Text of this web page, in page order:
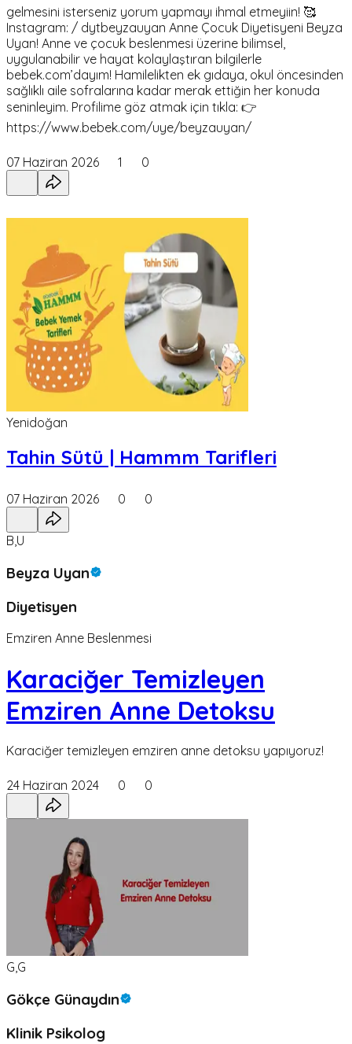
gelmesini isterseniz yorum yapmayı ihmal etmeyiin! 🥰
Instagram: / dytbeyzauyan Anne Çocuk Diyetisyeni Beyza
Uyan! Anne ve çocuk beslenmesi üzerine bilimsel,
uygulanabilir ve hayat kolaylaştıran bilgilerle
bebek.com’dayım! Hamilelikten ek gıdaya, okul öncesinden
sağlıklı aile sofralarına kadar merak ettiğin her konuda
seninleyim. Profilime göz atmak için tıkla: 👉
https://www.bebek.com/uye/beyzauyan/
07 Haziran 2026 1 0
Yenidoğan
Tahin Sütü | Hammm Tarifleri
07 Haziran 2026 0 0
B,U
Beyza Uyan
Diyetisyen
Emziren Anne Beslenmesi
Karaciğer Temizleyen
Emziren Anne Detoksu
Karaciğer temizleyen emziren anne detoksu yapıyoruz!
24 Haziran 2024 0 0
G,G
Gökçe Günaydın
Klinik Psikolog